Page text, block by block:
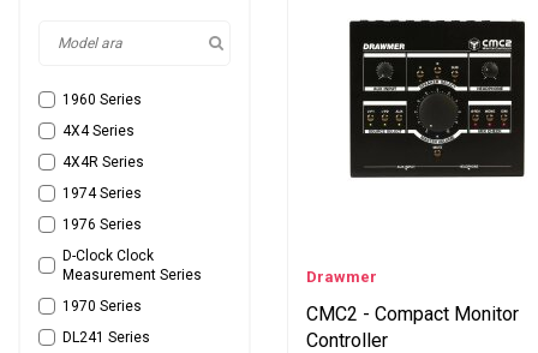
1960 Series
4X4 Series
4X4R Series
1974 Series
1976 Series
D-Clock Clock
Measurement Series
1970 Series
DL241 Series
Drawmer
CMC2 - Compact Monitor
Controller